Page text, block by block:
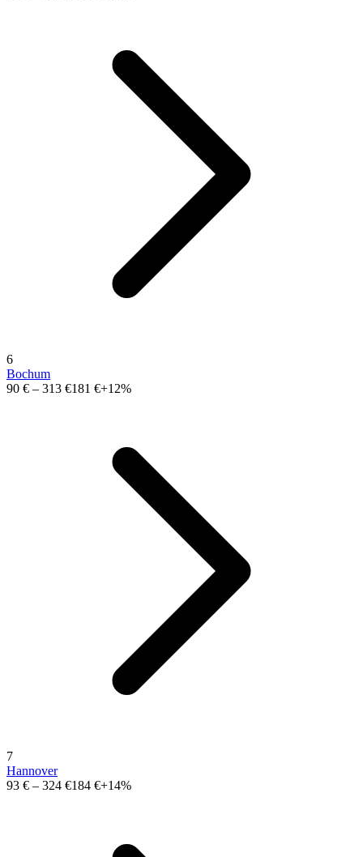
6
Bochum
90 € – 313 €181 €+12%
7
Hannover
93 € – 324 €184 €+14%